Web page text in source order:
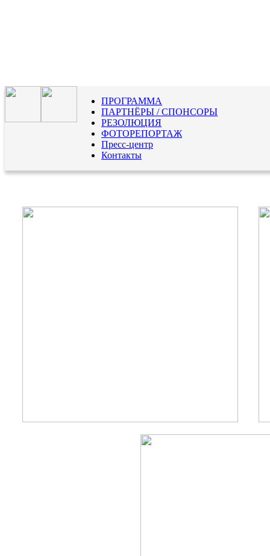
ПРОГРАММА
ПАРТНЁРЫ / СПОНСОРЫ
РЕЗОЛЮЦИЯ
ФОТОРЕПОРТАЖ
Пресс-центр
Контакты